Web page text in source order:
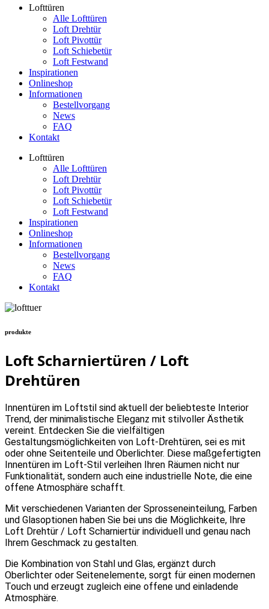
Lofttüren
Alle Lofttüren
Loft Drehtür
Loft Pivottür
Loft Schiebetür
Loft Festwand
Inspirationen
Onlineshop
Informationen
Bestellvorgang
News
FAQ
Kontakt
Lofttüren
Alle Lofttüren
Loft Drehtür
Loft Pivottür
Loft Schiebetür
Loft Festwand
Inspirationen
Onlineshop
Informationen
Bestellvorgang
News
FAQ
Kontakt
produkte
Loft Scharniertüren / Loft
Drehtüren
Innentüren im Loftstil sind aktuell der beliebteste Interior
Trend, der minimalistische Eleganz mit stilvoller Ästhetik
vereint. Entdecken Sie die vielfältigen
Gestaltungsmöglichkeiten von Loft-Drehtüren, sei es mit
oder ohne Seitenteile und Oberlichter. Diese maßgefertigten
Innentüren im Loft-Stil verleihen Ihren Räumen nicht nur
Funktionalität, sondern auch eine industrielle Note, die eine
offene Atmosphäre schafft.
Mit verschiedenen Varianten der Sprosseneinteilung, Farben
und Glasoptionen haben Sie bei uns die Möglichkeite, Ihre
Loft Drehtür / Loft Scharniertür individuell und genau nach
Ihrem Geschmack zu gestalten.
Die Kombination von Stahl und Glas, ergänzt durch
Oberlichter oder Seitenelemente, sorgt für einen modernen
Touch und erzeugt zugleich eine offene und einladende
Atmosphäre.